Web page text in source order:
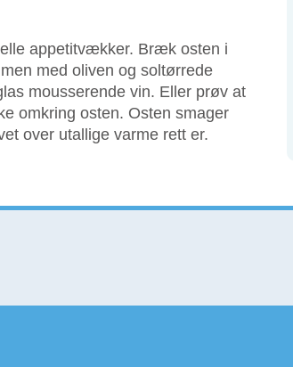
appetitvækker. Bræk osten i
med oliven og soltørrede
mousserende vin. Eller prøv at
omkring osten. Osten smager
over utallige varme rett er.